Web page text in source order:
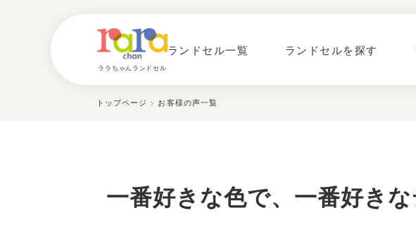
ララちゃんランドセル
ランドセル一覧 ランドセルを探す
トップページ > お客様の声一覧
一番好きな色で、一番好き